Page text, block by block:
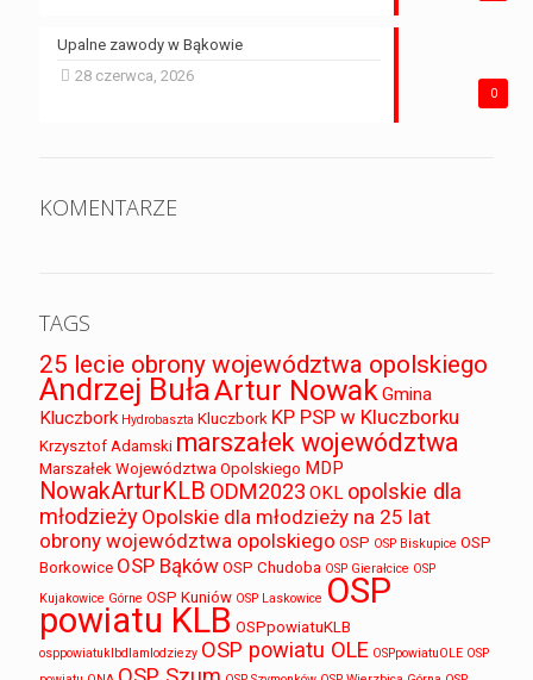
0
Upalne zawody w Bąkowie
28 czerwca, 2026
KOMENTARZE
TAGS
25 lecie obrony województwa opolskiego
Andrzej BułaArtur Nowak Gmina
Kluczbork Hydrobaszta Kluczbork KP PSP w Kluczborku
Krzysztof Adamski marszałek województwa
Marszałek Województwa Opolskiego MDP
NowakArturKLB ODM2023 OKL opolskie dla
młodzieży Opolskie dla młodzieży na 25 lat
obrony województwa opolskiego OSP OSP Biskupice OSP
Borkowice OSP Bąków OSP Chudoba OSP Gierałcice OSP
Kujakowice Górne OSP Kuniów OSP Laskowice OSP
powiatu KLB OSPpowiatuKLB
osppowiatuklbdlamlodziezy OSP powiatu OLE OSPpowiatuOLE OSP